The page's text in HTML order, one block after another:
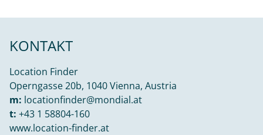
KONTAKT
Location Finder
Operngasse 20b, 1040 Vienna, Austria
m: locationfinder@mondial.at
t: +43 1 58804-160
www.location-finder.at